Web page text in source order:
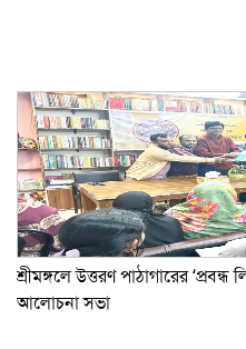
শ্রীমঙ্গলে উত্তরণ পাঠাগারের
আলোচনা সভা